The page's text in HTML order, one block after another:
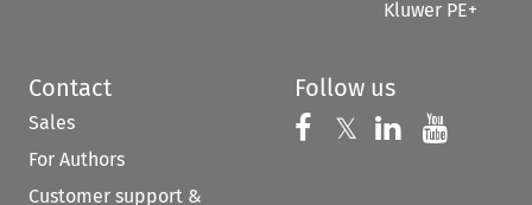
Kluwer PE+
Contact
Sales
For Authors
Customer support &
Follow us
Follow us on
𝕏 Follow us on
Follow us